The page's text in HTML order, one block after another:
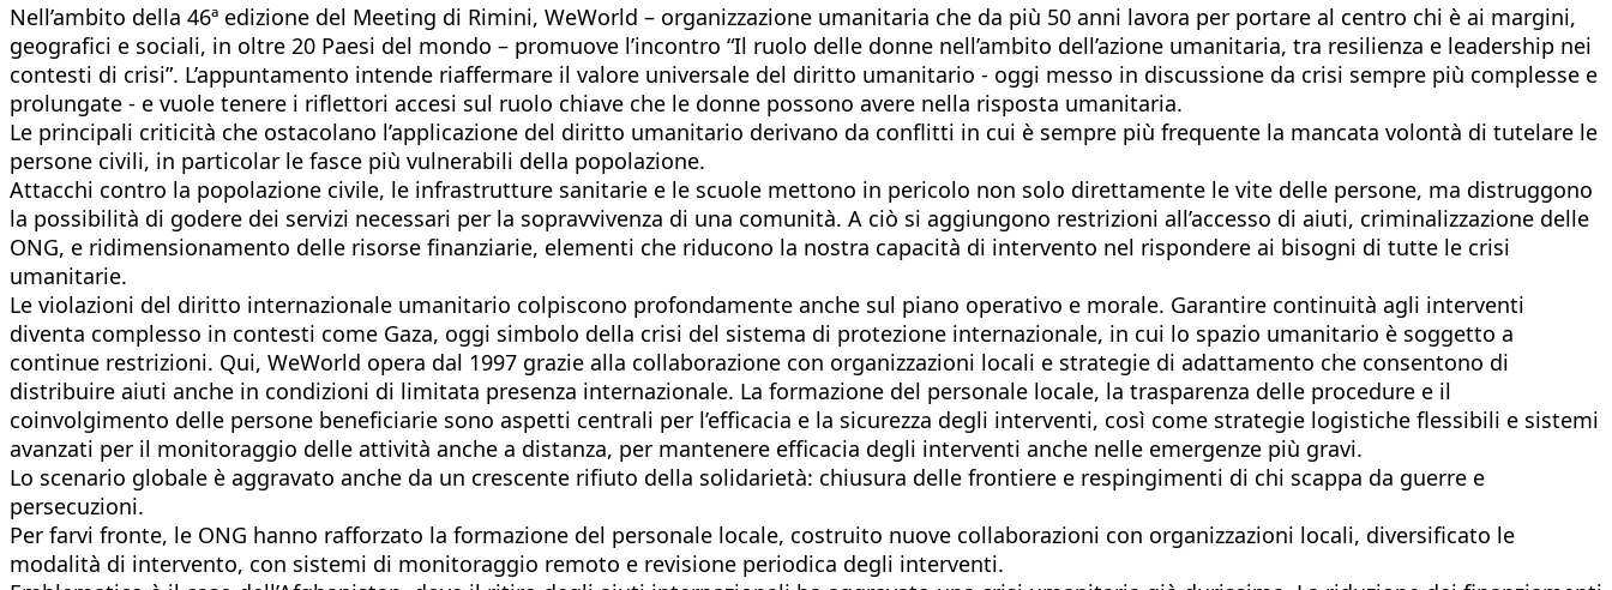
Nell’ambito della 46ª edizione del Meeting di Rimini, WeWorld – organizzazione umanitaria che da più 50 anni lavora per portare al centro chi è ai margini,
geografici e sociali, in oltre 20 Paesi del mondo – promuove l’incontro “Il ruolo delle donne nell’ambito dell’azione umanitaria, tra resilienza e leadership nei
contesti di crisi”. L’appuntamento intende riaffermare il valore universale del diritto umanitario - oggi messo in discussione da crisi sempre più complesse e
prolungate - e vuole tenere i riflettori accesi sul ruolo chiave che le donne possono avere nella risposta umanitaria.
Le principali criticità che ostacolano l’applicazione del diritto umanitario derivano da conflitti in cui è sempre più frequente la mancata volontà di tutelare le
persone civili, in particolar le fasce più vulnerabili della popolazione.
Attacchi contro la popolazione civile, le infrastrutture sanitarie e le scuole mettono in pericolo non solo direttamente le vite delle persone, ma distruggono
la possibilità di godere dei servizi necessari per la sopravvivenza di una comunità. A ciò si aggiungono restrizioni all’accesso di aiuti, criminalizzazione delle
ONG, e ridimensionamento delle risorse finanziarie, elementi che riducono la nostra capacità di intervento nel rispondere ai bisogni di tutte le crisi
umanitarie.
Le violazioni del diritto internazionale umanitario colpiscono profondamente anche sul piano operativo e morale. Garantire continuità agli interventi
diventa complesso in contesti come Gaza, oggi simbolo della crisi del sistema di protezione internazionale, in cui lo spazio umanitario è soggetto a
continue restrizioni. Qui, WeWorld opera dal 1997 grazie alla collaborazione con organizzazioni locali e strategie di adattamento che consentono di
distribuire aiuti anche in condizioni di limitata presenza internazionale. La formazione del personale locale, la trasparenza delle procedure e il
coinvolgimento delle persone beneficiarie sono aspetti centrali per l’efficacia e la sicurezza degli interventi, così come strategie logistiche flessibili e sistemi
avanzati per il monitoraggio delle attività anche a distanza, per mantenere efficacia degli interventi anche nelle emergenze più gravi.
Lo scenario globale è aggravato anche da un crescente rifiuto della solidarietà: chiusura delle frontiere e respingimenti di chi scappa da guerre e
persecuzioni.
Per farvi fronte, le ONG hanno rafforzato la formazione del personale locale, costruito nuove collaborazioni con organizzazioni locali, diversificato le
modalità di intervento, con sistemi di monitoraggio remoto e revisione periodica degli interventi.